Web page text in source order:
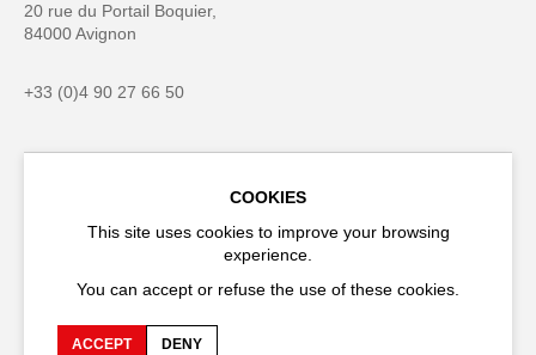
20 rue du Portail Boquier,
84000 Avignon
+33 (0)4 90 27 66 50
Production space
Press space Companies space
Team space
COOKIES
This site uses cookies to improve your browsing
experience.
You can accept or refuse the use of these cookies.
ACCEPT DENY